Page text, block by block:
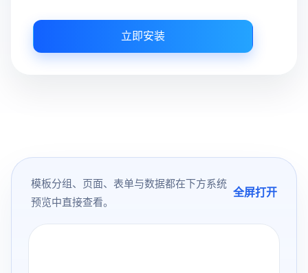
立即安装
模板分组、页面、表单与数据都在下方系统
预览中直接查看。
全屏打开